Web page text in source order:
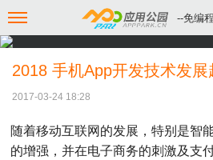
--免编
2018 手机App开发技术发展
2017-03-24 18:28
随着移动互联网的发展，特别是智
的增强，并在电子商务的刺激及支